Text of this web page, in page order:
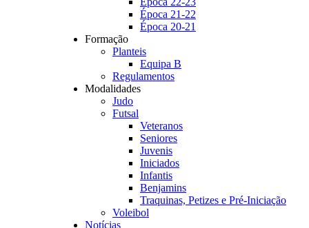
Época 21-22
Época 20-21
Formação
Planteis
Equipa B
Regulamentos
Modalidades
Judo
Futsal
Veteranos
Seniores
Juvenis
Iniciados
Infantis
Benjamins
Traquinas, Petizes e Pré-Iniciação
Voleibol
Notícias